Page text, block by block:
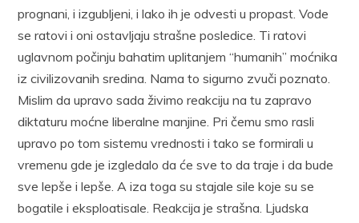
prognani, i izgubljeni, i lako ih je odvesti u propast. Vode
se ratovi i oni ostavljaju strašne posledice. Ti ratovi
uglavnom počinju bahatim uplitanjem “humanih” moćnika
iz civilizovanih sredina. Nama to sigurno zvuči poznato.
Mislim da upravo sada živimo reakciju na tu zapravo
diktaturu moćne liberalne manjine. Pri čemu smo rasli
upravo po tom sistemu vrednosti i tako se formirali u
vremenu gde je izgledalo da će sve to da traje i da bude
sve lepše i lepše. A iza toga su stajale sile koje su se
bogatile i eksploatisale. Reakcija je strašna. Ljudska